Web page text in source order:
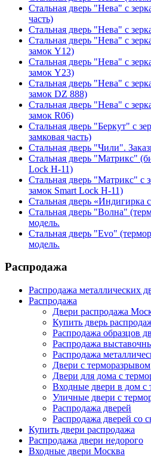
Стальная дверь "Нева" с
часть)
Стальная дверь "Нева" с
Стальная дверь "Нева" с
замок Y12)
Стальная дверь "Нева" с
замок Y23)
Стальная дверь "Нева" с
замок DZ 888)
Стальная дверь "Нева" с
замок R06)
Стальная дверь "Беркут" с
замковая часть)
Стальная дверь "Чили".
Стальная дверь "Матрикс"
Lock H-11)
Стальная дверь "Матрикс" с
замок Smart Lock H-11)
Стальная дверь «Индигирка
Стальная дверь "Волна"
модель.
Стальная дверь "Evo"
модель.
Распродажа
Распродажа металлических
Распродажа
Двери распродажа
Купить дверь
Распродажа образцов
Распродажа
Распродажа
Двери с терморазрывом
Двери для дома с
Входные двери в дом с
Уличные двери с
Распродажа дверей
Распродажа дверей со
Купить двери распродажа
Распродажа двери недорого
Входные двери Москва